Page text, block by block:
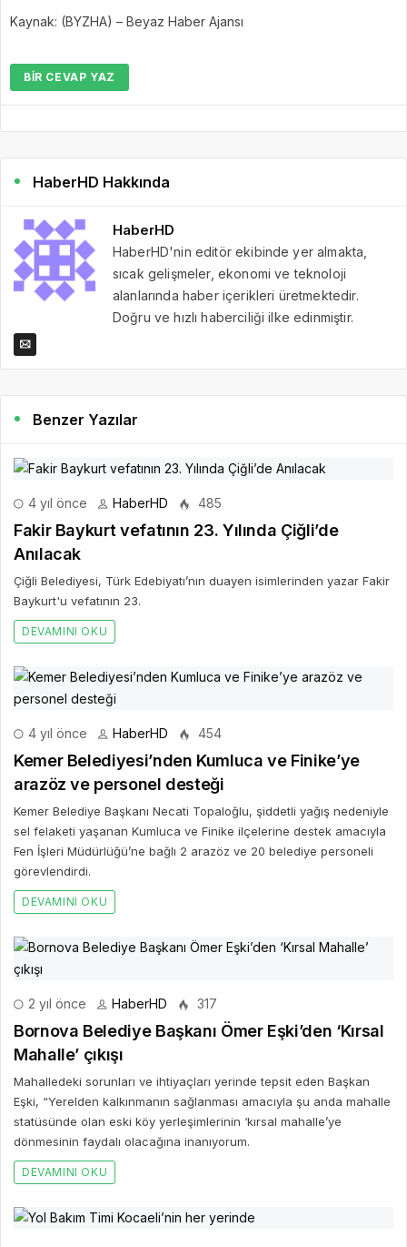
Kaynak: (BYZHA) – Beyaz Haber Ajansı
BIR CEVAP YAZ
HaberHD Hakkında
HaberHD
HaberHD'nin editör ekibinde yer almakta,
sıcak gelişmeler, ekonomi ve teknoloji
alanlarında haber içerikleri üretmektedir.
Doğru ve hızlı haberciliği ilke edinmiştir.
Benzer Yazılar
4 yıl önce HaberHD 485
Fakir Baykurt vefatının 23. Yılında Çiğli’de
Anılacak
Çiğli Belediyesi, Türk Edebiyatı’nın duayen isimlerinden yazar Fakir
Baykurt'u vefatının 23.
DEVAMINI OKU
4 yıl önce HaberHD 454
Kemer Belediyesi’nden Kumluca ve Finike’ye
arazöz ve personel desteği
Kemer Belediye Başkanı Necati Topaloğlu, şiddetli yağış nedeniyle
sel felaketi yaşanan Kumluca ve Finike ilçelerine destek amacıyla
Fen İşleri Müdürlüğü’ne bağlı 2 arazöz ve 20 belediye personeli
görevlendirdi.
DEVAMINI OKU
2 yıl önce HaberHD 317
Bornova Belediye Başkanı Ömer Eşki’den ‘Kırsal
Mahalle’ çıkışı
Mahalledeki sorunları ve ihtiyaçları yerinde tepsit eden Başkan
Eşki, “Yerelden kalkınmanın sağlanması amacıyla şu anda mahalle
statüsünde olan eski köy yerleşimlerinin ‘kırsal mahalle’ye
dönmesinin faydalı olacağına inanıyorum.
DEVAMINI OKU